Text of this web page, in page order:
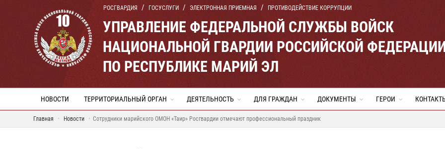
РОСГВАРДИЯ ГОСУСЛУГИ ЭЛЕКТРОННАЯ ПРИЕМНАЯ ПРОТИВОДЕЙСТВИЕ КОРРУПЦИИ
УПРАВЛЕНИЕ ФЕДЕРАЛЬНОЙ СЛУЖБЫ ВОЙСК
НАЦИОНАЛЬНОЙ ГВАРДИИ РОССИЙСКОЙ
ПО РЕСПУБЛИКЕ МАРИЙ ЭЛ
НОВОСТИ ТЕРРИТОРИАЛЬНЫЙ ОРГАН ДЕЯТЕЛЬНОСТЬ ДЛЯ ГРАЖДАН ДОКУМЕНТЫ ГЕРОИ
Главная Новости Сотрудники марийского ОМОН «Таир» Росгвардии отмечают профессиональный праздник